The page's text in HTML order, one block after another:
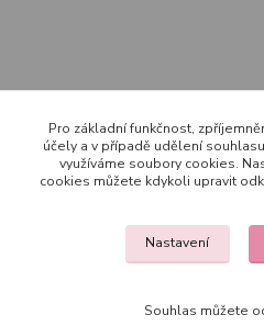
Kontakty
722 000 724
Pro základní funkčnost,
účely a v případě udělení
využíváme soubory cookies.
cookies můžete kdykoli upravit
Nastavení
Souhlas můžete